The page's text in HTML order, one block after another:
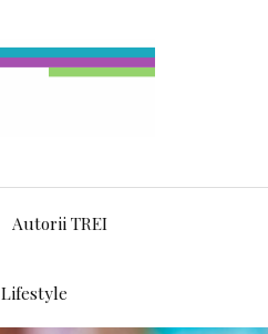
Autorii TREI
Lifestyle